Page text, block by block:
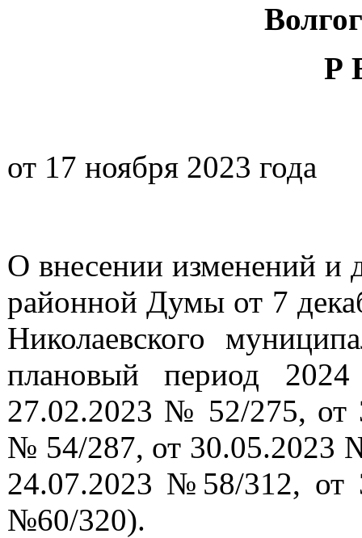
Р
от 17 ноября
О внесении изменений и
районной Думы от 7
Николаевского
плановый период
27.02.2023 № 52/275, от
№ 54/287, от 30.05.2023
24.07.2023 №58/312, от
№60/320).